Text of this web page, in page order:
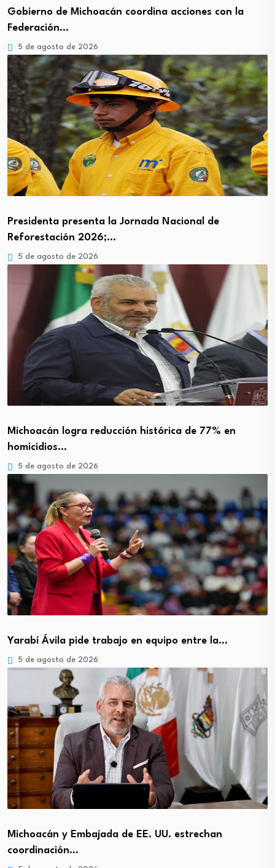
Gobierno de Michoacán coordina acciones con la
Federación…
5 de agosto de 2026
Presidenta presenta la Jornada Nacional de
Reforestación 2026;…
5 de agosto de 2026
Michoacán logra reducción histórica de 77% en
homicidios…
5 de agosto de 2026
Yarabí Ávila pide trabajo en equipo entre la…
5 de agosto de 2026
Michoacán y Embajada de EE. UU. estrechan
coordinación…